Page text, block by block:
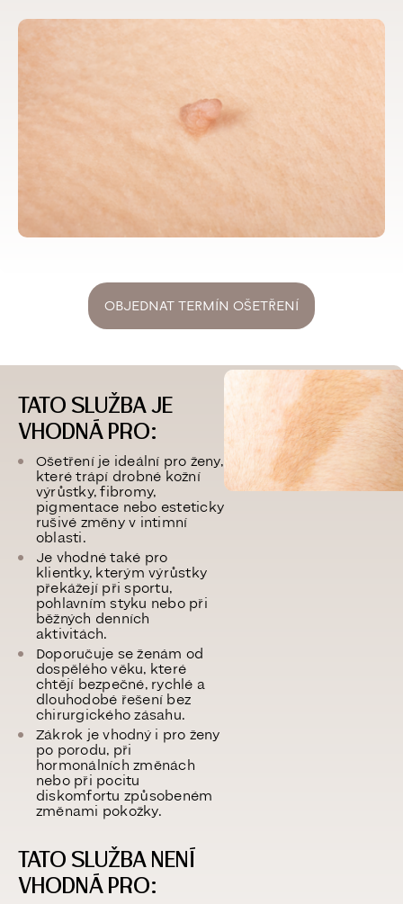
OBJEDNAT TERMÍN OŠETŘENÍ
TATO SLUŽBA JE
VHODNÁ PRO:
Ošetření je ideální pro ženy,
které trápí drobné kožní
výrůstky, fibromy,
pigmentace nebo esteticky
rušivé změny v intimní
oblasti.
Je vhodné také pro
klientky, kterým výrůstky
překážejí při sportu,
pohlavním styku nebo při
běžných denních
aktivitách.
Doporučuje se ženám od
dospělého věku, které
chtějí bezpečné, rychlé a
dlouhodobé řešení bez
chirurgického zásahu.
Zákrok je vhodný i pro ženy
po porodu, při
hormonálních změnách
nebo při pocitu
diskomfortu způsobeném
změnami pokožky.
TATO SLUŽBA NENÍ
VHODNÁ PRO: